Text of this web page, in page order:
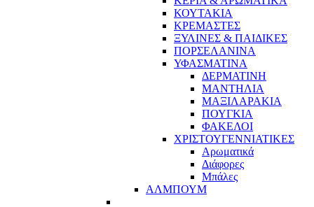
ΚΟΥΤΑΚΙΑ
ΚΡΕΜΑΣΤΕΣ
ΞΥΛΙΝΕΣ & ΠΑΙΔΙΚΕΣ
ΠΟΡΣΕΛΑΝΙΝΑ
ΥΦΑΣΜΑΤΙΝA
ΔΕΡΜΑΤΙΝΗ
ΜΑΝΤΗΛΙΑ
ΜΑΞΙΛΑΡΑΚΙΑ
ΠΟΥΓΚΙΑ
ΦΑΚΕΛΟΙ
ΧΡΙΣΤΟΥΓΕΝΝΙΑΤΙΚΕΣ
Αρωματικά
Διάφορες
Μπάλες
ΑΛΜΠΟΥΜ